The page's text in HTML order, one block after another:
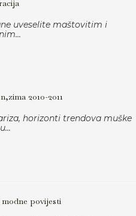
uveselite maštovitim i
2010-2011
horizonti trendova muške
povijesti